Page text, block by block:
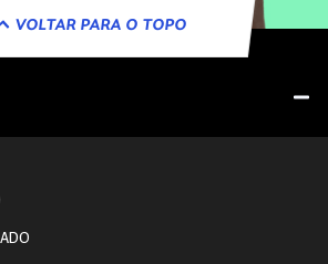
VOLTAR PARA O TOPO